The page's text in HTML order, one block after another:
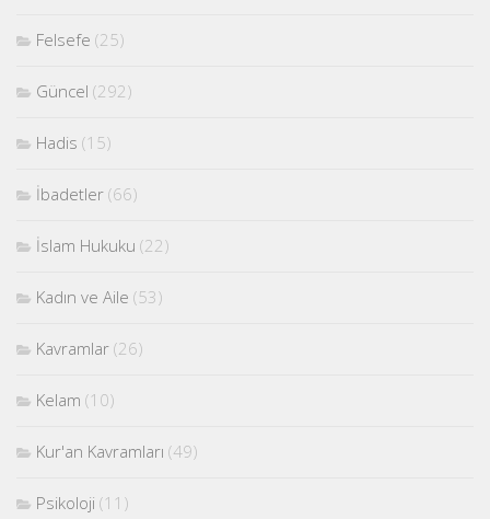
Felsefe (25)
Güncel (292)
Hadis (15)
İbadetler (66)
İslam Hukuku (22)
Kadın ve Aile (53)
Kavramlar (26)
Kelam (10)
Kur'an Kavramları (49)
Psikoloji (11)